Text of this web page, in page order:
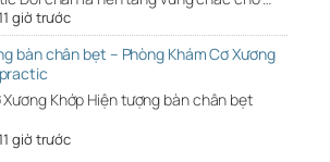
giờ trước
bàn chân bẹt – Phòng Khám Cơ Xương
Xương Khớp Hiện tượng bàn chân bẹt
giờ trước